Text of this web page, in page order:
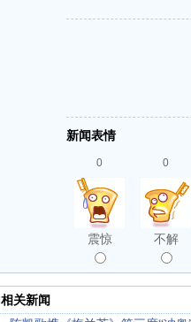
新闻表情
0
震惊
0
不解
相关新闻